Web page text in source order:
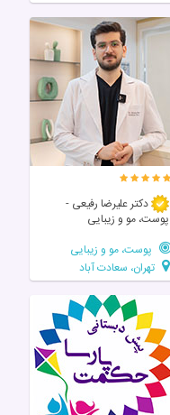
دکتر علیرضا رفیعی -
پوست، مو و زیبایی
پوست، مو و زیبایی
تهران، سعادت آباد